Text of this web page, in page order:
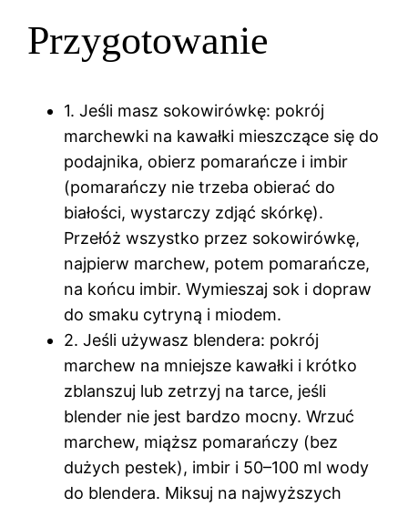
Przygotowanie
1. Jeśli masz sokowirówkę: pokrój
marchewki na kawałki mieszczące się do
podajnika, obierz pomarańcze i imbir
(pomarańczy nie trzeba obierać do
białości, wystarczy zdjąć skórkę).
Przełóż wszystko przez sokowirówkę,
najpierw marchew, potem pomarańcze,
na końcu imbir. Wymieszaj sok i dopraw
do smaku cytryną i miodem.
2. Jeśli używasz blendera: pokrój
marchew na mniejsze kawałki i krótko
zblanszuj lub zetrzyj na tarce, jeśli
blender nie jest bardzo mocny. Wrzuć
marchew, miąższ pomarańczy (bez
dużych pestek), imbir i 50–100 ml wody
do blendera. Miksuj na najwyższych